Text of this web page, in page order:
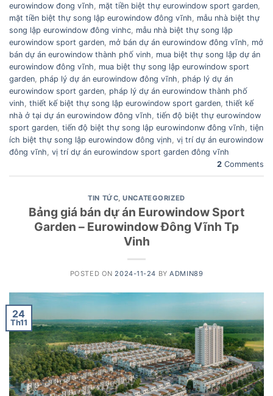
eurowindow đong vĩnh
mặt tiền biệt thự eurowindow sport garden
mặt tiền biệt thự song lập eurowindow đông vĩnh
mẫu nhà biệt thự
song lập eurowindow đông vinhc mẫu nhà biệt thự song lập
eurowindow sport garden mở bán dự án eurowindow đông vĩnh
mở
bán dự án eurowindow thành phố vinh
mua biệt thự song lập dự án
eurowindow đông vĩnh
mua biệt thự song lập eurowindow sport
garden pháp lý dự án eurowindow đông vĩnh
pháp lý dự án
eurowindow sport garden pháp lý dự án eurowindow thành phố
vinh thiết kế biệt thự song lập eurowindow sport garden thiết kế
nhà ở tại dự án eurowindow đông vĩnh tiến độ biệt thự eurowindow
sport garden tiến độ biệt thự song lập eurowindonw đông vĩnh tiện
ích biệt thự song lập eurowindow đông vịnh vị trí dự án eurowindow
đông vĩnh vị trí dự án eurowindow sport garden đông vĩnh
2 Comments
TIN TỨC ,UNCATEGORIZED
Bảng giá bán dự án Eurowindow Sport
Garden – Eurowindow Đông Vĩnh Tp
Vinh
POSTED ON2024-11-24 BYADMIN89
24
Th11